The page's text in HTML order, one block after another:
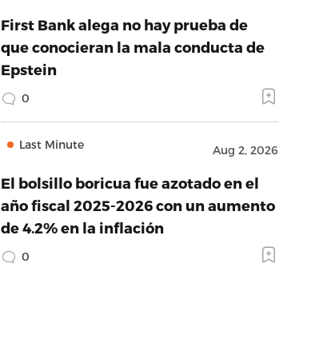
First Bank alega no hay prueba de
que conocieran la mala conducta de
Epstein
0
Last Minute Aug 2, 2026
El bolsillo boricua fue azotado en el
año fiscal 2025-2026 con un aumento
de 4.2% en la inflación
0